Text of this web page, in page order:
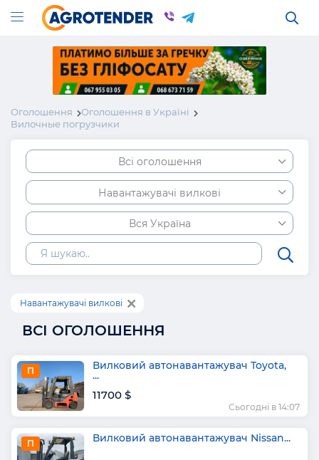
Оголошення
Оголошення в Україні
Вилочные погрузчики
Всі оголошення
Навантажувачі вилкові
Вся Україна
Навантажувачі вилкові
ВСІ ОГОЛОШЕННЯ
П Вилковий автонавантажувач Toyota,
...
11700 $
Сьогодні в 14:07
П Вилковий автонавантажувач Nissan...